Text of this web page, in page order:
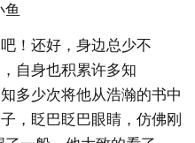
鱼
！还好，身边总少不
自身也积累许多知
多少次将他从浩瀚的书中
，眨巴眨巴眼睛，仿佛刚